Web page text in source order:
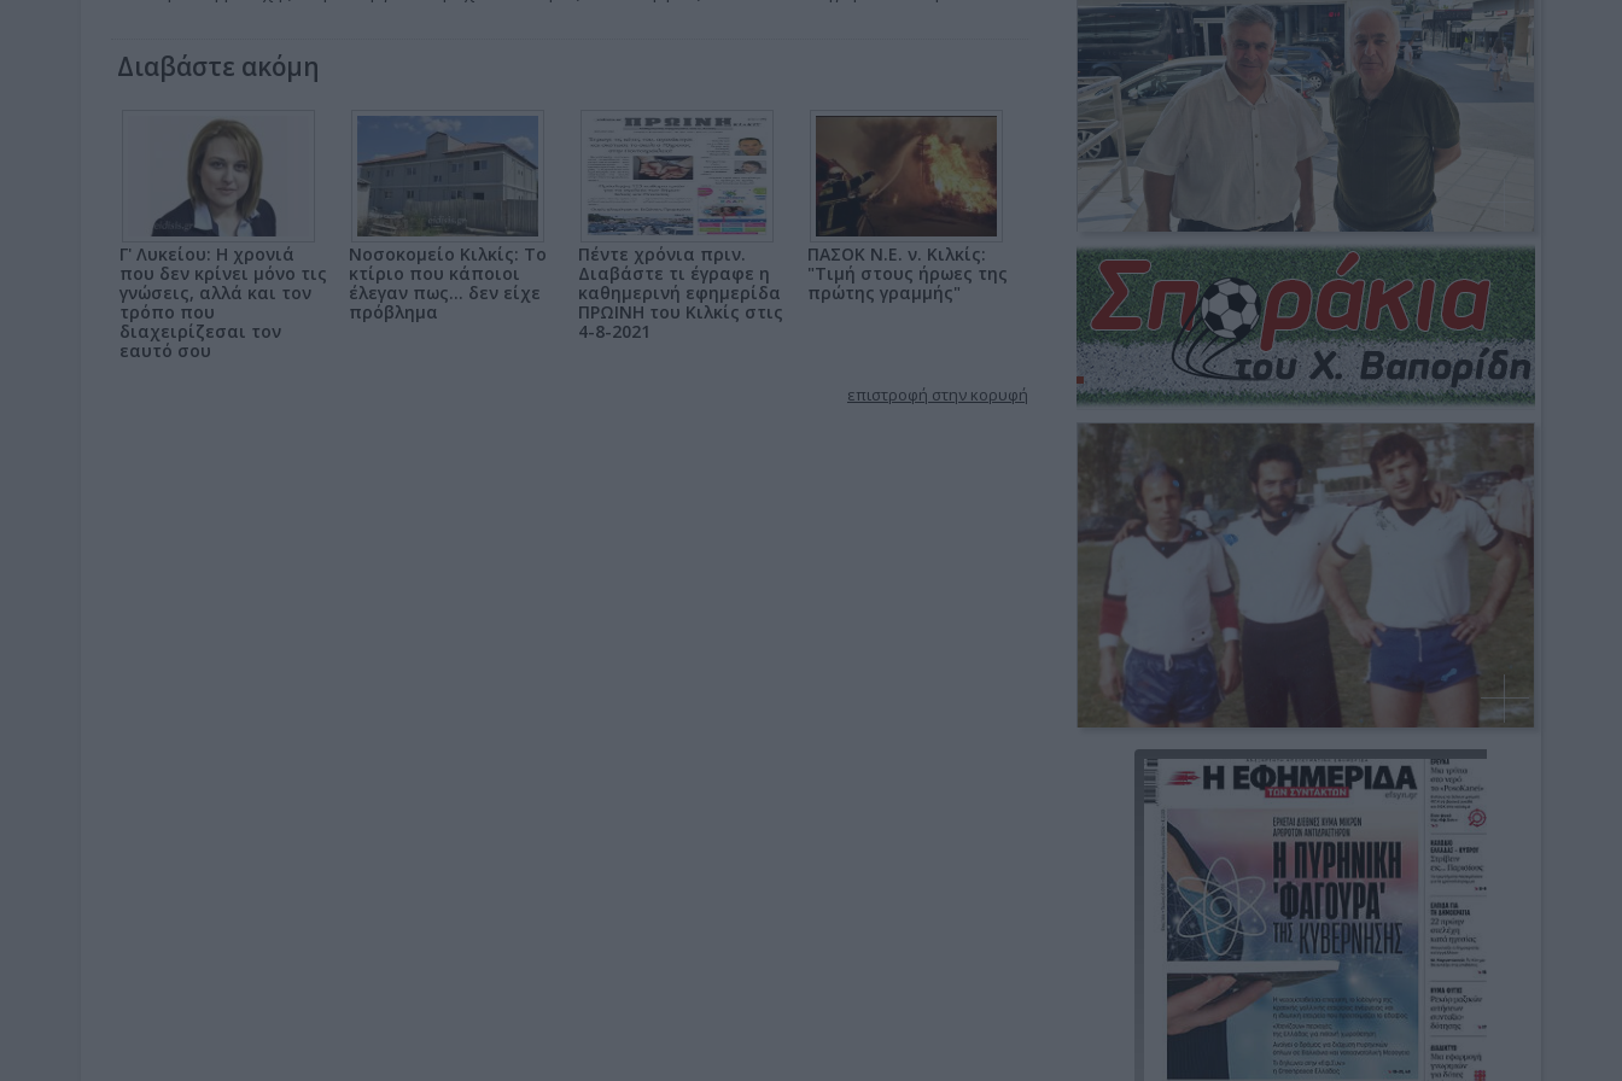
Διαβάστε ακόμη
Γ' Λυκείου: Η χρονιά
που δεν κρίνει μόνο τις
γνώσεις, αλλά και τον
τρόπο που
διαχειρίζεσαι τον
εαυτό σου
Νοσοκομείο Κιλκίς: Το
κτίριο που κάποιοι
έλεγαν πως... δεν είχε
πρόβλημα
Πέντε χρόνια πριν.
Διαβάστε τι έγραφε η
καθημερινή εφημερίδα
ΠΡΩΙΝΗ του Κιλκίς στις
4-8-2021
ΠΑΣΟΚ Ν.Ε. ν. Κιλκίς:
"Τιμή στους ήρωες της
πρώτης γραμμής"
επιστροφή στην κορυφή